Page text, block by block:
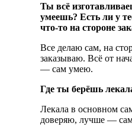
Ты всё
умеешь? Есть ли у
что-то на стороне
Все делаю сам, на
заказываю. Всё от
— сам умею.
Где ты берёшь
Лекала в основном
доверяю, лучше —